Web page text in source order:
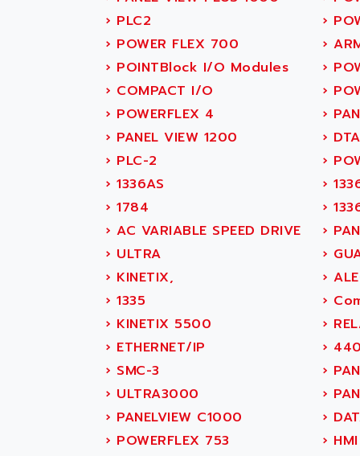
PANEL
OPERATOR PANEL
APRIL 2000
APRIL 7000
SMC50
SMC600
SMC25 et SMC 35
SMC 50 / SMC 600
SMC 600
ABASK
ABB
ABB AS ROBOTIC
ABB REPAIR DEPT
ABB ROBOTICS
ABC VISION
ABD
ABG
ABL
ABL SURSUM
ABLE SYSTEMS
ABLIC
ABOUTBATTERIE
ABRACON
ABS COMPUTERS
ABS SYSTEM
ABSOCODER
ABUS
ABUS ELECTRONIC
› PLC2 ›
› POWER FLEX 700 ›
› POINTBlock I/O Modules ›
› COMPACT I/O ›
› POWERFLEX 4 ›
› PANEL VIEW 1200 ›
› PLC-2 ›
› 1336AS ›
› 1784 ›
› AC VARIABLE SPEED DRIVE ›
› ULTRA ›
› KINETIX, ›
› 1335 ›
› KINETIX 5500 ›
› ETHERNET/IP ›
› SMC-3 ›
› ULTRA3000 ›
› PANELVIEW C1000 ›
› POWERFLEX 753 › HMI